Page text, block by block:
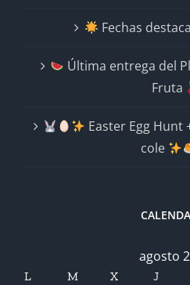
Fechas
Última entrega del
Fruta
Easter Egg Hunt
cole
agosto
L M X J